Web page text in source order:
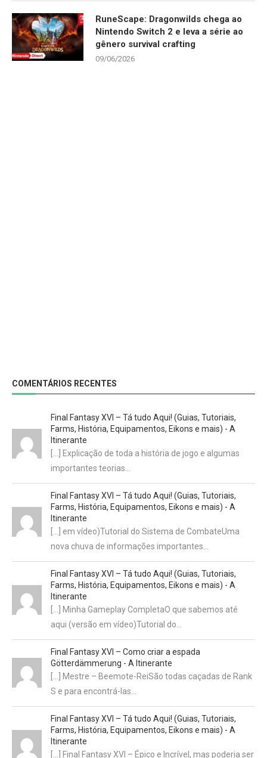
RuneScape: Dragonwilds chega ao
Nintendo Switch 2 e leva a série ao
gênero survival crafting
09/06/2026
COMENTÁRIOS RECENTES
Final Fantasy XVI – Tá tudo Aqui! (Guias, Tutoriais,
Farms, História, Equipamentos, Eikons e mais) - A
Itinerante
[…] Explicação de toda a história de jogo e algumas
importantes teorias…
Final Fantasy XVI – Tá tudo Aqui! (Guias, Tutoriais,
Farms, História, Equipamentos, Eikons e mais) - A
Itinerante
[…] em vídeo)Tutorial do Sistema de CombateUma
nova chuva de informações importantes…
Final Fantasy XVI – Tá tudo Aqui! (Guias, Tutoriais,
Farms, História, Equipamentos, Eikons e mais) - A
Itinerante
[…] Minha Gameplay CompletaO que sabemos até
aqui (versão em vídeo)Tutorial do…
Final Fantasy XVI – Como criar a espada
Götterdämmerung - A Itinerante
[…] Mestre – Beemote-ReiSão todas caçadas de Rank
S e para encontrá-las…
Final Fantasy XVI – Tá tudo Aqui! (Guias, Tutoriais,
Farms, História, Equipamentos, Eikons e mais) - A
Itinerante
[…] Final Fantasy XVI – Épico e Incrível, mas poderia ser